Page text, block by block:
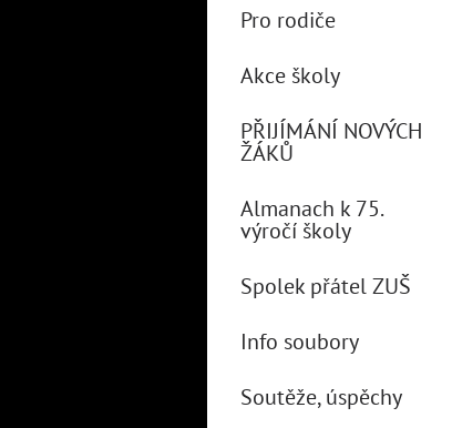
Pro rodiče
Akce školy
PŘIJÍMÁNÍ NOVÝCH
ŽÁKŮ
Almanach k 75.
výročí školy
Spolek přátel ZUŠ
Info soubory
Soutěže, úspěchy